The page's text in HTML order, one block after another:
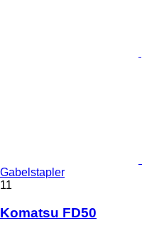
Gabelstapler
11
Komatsu FD50